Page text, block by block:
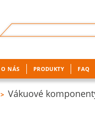
O NÁS PRODUKTY FAQ
> Vákuové